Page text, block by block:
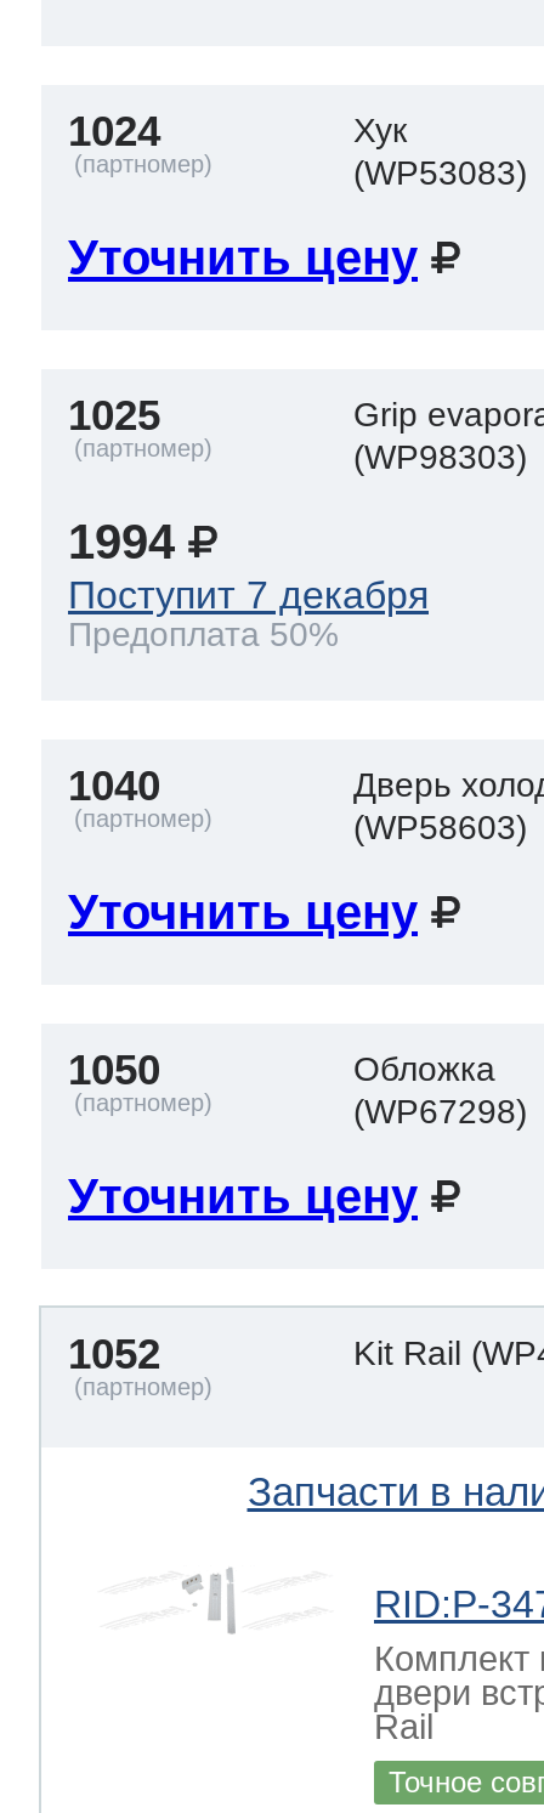
1024
Хук
(WP53083)
Уточнить цену
1025
Grip
(WP98303)
1994
Поступит 7 декабря
Предоплата 50%
1040
Дверь
(WP58603)
Уточнить цену
1050
Обложка
(WP67298)
Уточнить цену
1052 Kit Rail
Запчасти в
RID:P-
Комплект
двери
Rail
Точное